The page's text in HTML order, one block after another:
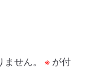
せん。 ※ が付